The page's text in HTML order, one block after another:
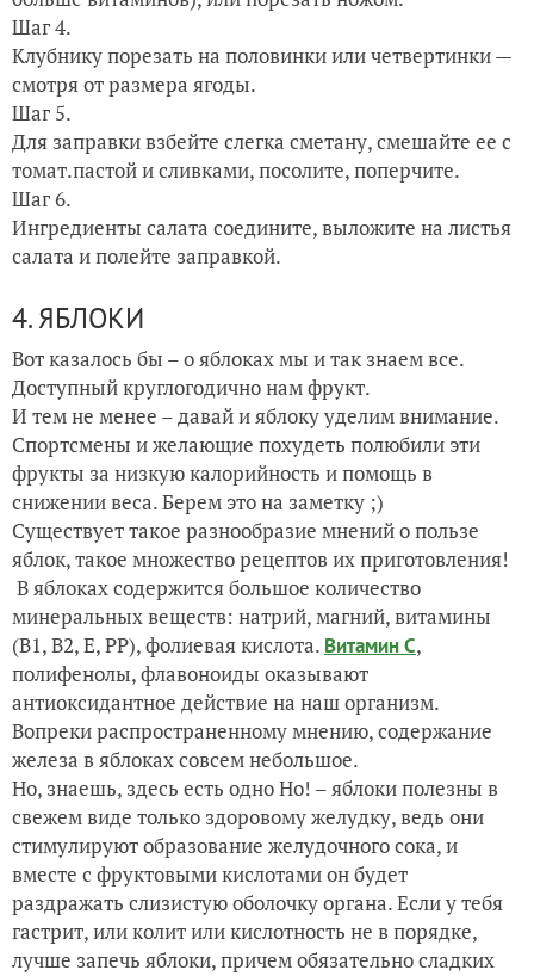
Шаг 4.
Клубнику порезать на половинки или четвертинки —
смотря от размера ягоды.
Шаг 5.
Для заправки взбейте слегка сметану, смешайте ее с
томат.пастой и сливками, посолите, поперчите.
Шаг 6.
Ингредиенты салата соедините, выложите на листья
салата и полейте заправкой.
4. ЯБЛОКИ
Вот казалось бы – о яблоках мы и так знаем все.
Доступный круглогодично нам фрукт.
И тем не менее – давай и яблоку уделим внимание.
Спортсмены и желающие похудеть полюбили эти
фрукты за низкую калорийность и помощь в
снижении веса. Берем это на заметку ;)
Существует такое разнообразие мнений о пользе
яблок, такое множество рецептов их приготовления!
В яблоках содержится большое количество
минеральных веществ: натрий, магний, витамины
(В1, В2, Е, РР), фолиевая кислота. Витамин С,
полифенолы, флавоноиды оказывают
антиоксидантное действие на наш организм.
Вопреки распространенному мнению, содержание
железа в яблоках совсем небольшое.
Но, знаешь, здесь есть одно Но! – яблоки полезны в
свежем виде только здоровому желудку, ведь они
стимулируют образование желудочного сока, и
вместе с фруктовыми кислотами он будет
раздражать слизистую оболочку органа. Если у тебя
гастрит, или колит или кислотность не в порядке,
лучше запечь яблоки, причем обязательно сладких